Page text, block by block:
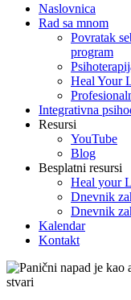
Naslovnica
Rad sa mnom
Povratak
program
Heal Your
Integrativna
Resursi
YouTube
Blog
Besplatni resursi
Heal your
Dnevnik
Dnevnik
Kalendar
Kontakt